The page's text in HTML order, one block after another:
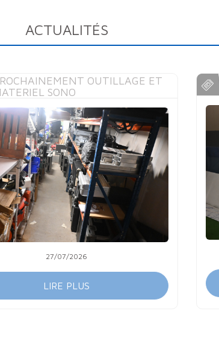
ACTUALITÉS
OUTILLAGE ET
SONO
27/07/2026
LIRE PLUS